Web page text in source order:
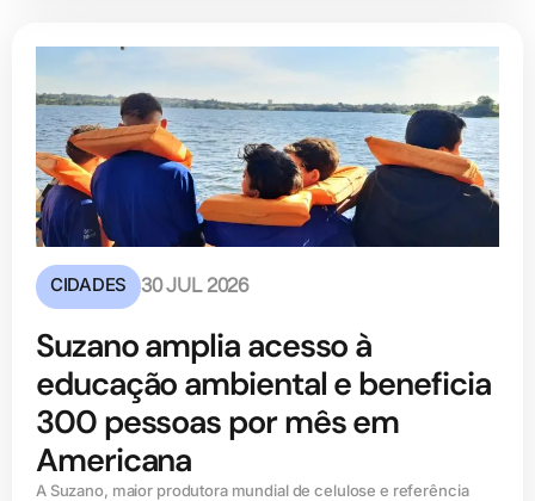
CIDADES 30 JUL 2026
Suzano amplia acesso à
educação ambiental e beneficia
300 pessoas por mês em
Americana
A Suzano, maior produtora mundial de celulose e referência